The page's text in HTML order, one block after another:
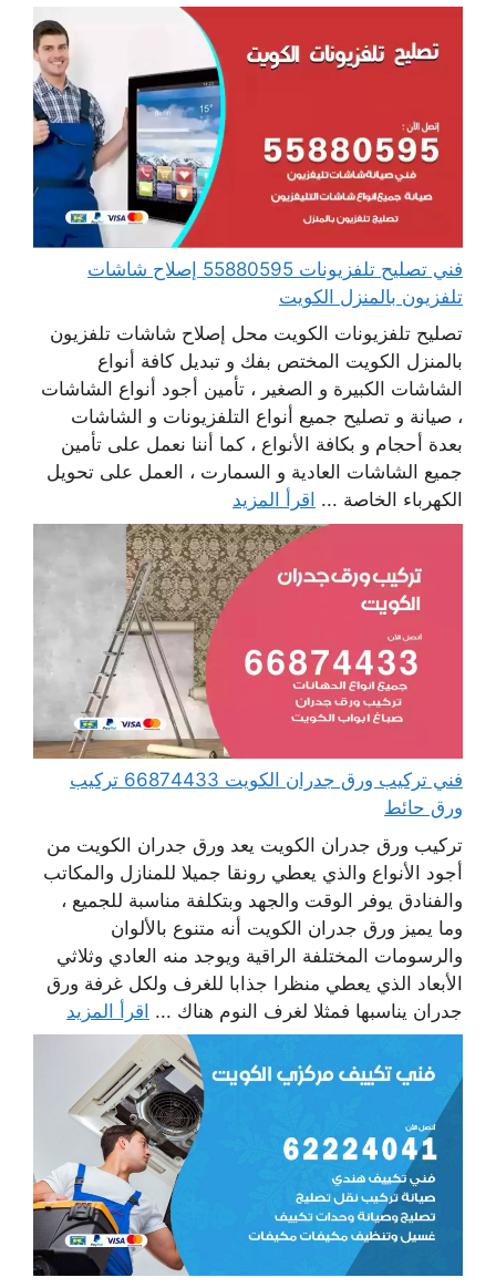
فني تصليح تلفزيونات 55880595 إصلاح شاشات
تلفزيون بالمنزل الكويت
تصليح تلفزيونات الكويت محل إصلاح شاشات تلفزيون
بالمنزل الكويت المختص بفك و تبديل كافة أنواع
الشاشات الكبيرة و الصغير ، تأمين أجود أنواع الشاشات
، صيانة و تصليح جميع أنواع التلفزيونات و الشاشات
بعدة أحجام و بكافة الأنواع ، كما أننا نعمل على تأمين
جميع الشاشات العادية و السمارت ، العمل على تحويل
الكهرباء الخاصة ... اقرأ المزيد
فني تركيب ورق جدران الكويت 66874433 تركيب
ورق حائط
تركيب ورق جدران الكويت يعد ورق جدران الكويت من
أجود الأنواع والذي يعطي رونقا جميلا للمنازل والمكاتب
والفنادق يوفر الوقت والجهد وبتكلفة مناسبة للجميع ،
وما يميز ورق جدران الكويت أنه متنوع بالألوان
والرسومات المختلفة الراقية ويوجد منه العادي وثلاثي
الأبعاد الذي يعطي منظرا جذابا للغرف ولكل غرفة ورق
جدران يناسبها فمثلا لغرف النوم هناك ... اقرأ المزيد